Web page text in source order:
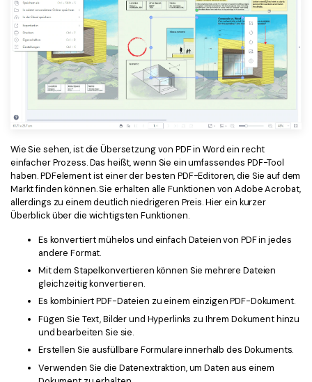
Wie Sie sehen, ist die Übersetzung von PDF in Word ein recht
einfacher Prozess. Das heißt, wenn Sie ein umfassendes PDF-Tool
haben. PDFelement ist einer der besten PDF-Editoren, die Sie auf dem
Markt finden können. Sie erhalten alle Funktionen von Adobe Acrobat,
allerdings zu einem deutlich niedrigeren Preis. Hier ein kurzer
Überblick über die wichtigsten Funktionen.
Es konvertiert mühelos und einfach Dateien von PDF in jedes
andere Format.
Mit dem Stapelkonvertieren können Sie mehrere Dateien
gleichzeitig konvertieren.
Es kombiniert PDF-Dateien zu einem einzigen PDF-Dokument.
Fügen Sie Text, Bilder und Hyperlinks zu Ihrem Dokument hinzu
und bearbeiten Sie sie.
Erstellen Sie ausfüllbare Formulare innerhalb des Dokuments.
Verwenden Sie die Datenextraktion, um Daten aus einem